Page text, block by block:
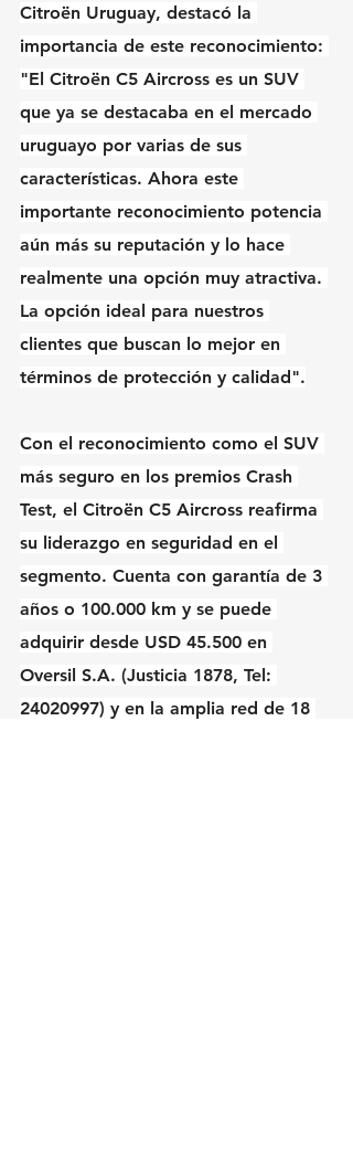
Citroën Uruguay, destacó la
importancia de este reconocimiento:
"El Citroën C5 Aircross es un SUV
que ya se destacaba en el mercado
uruguayo por varias de sus
características. Ahora este
importante reconocimiento potencia
aún más su reputación y lo hace
realmente una opción muy atractiva.
La opción ideal para nuestros
clientes que buscan lo mejor en
términos de protección y calidad".
Con el reconocimiento como el SUV
más seguro en los premios Crash
Test, el Citroën C5 Aircross reafirma
su liderazgo en seguridad en el
segmento. Cuenta con garantía de 3
años o 100.000 km y se puede
adquirir desde USD 45.500 en
Oversil S.A. (Justicia 1878, Tel:
24020997) y en la amplia red de 18